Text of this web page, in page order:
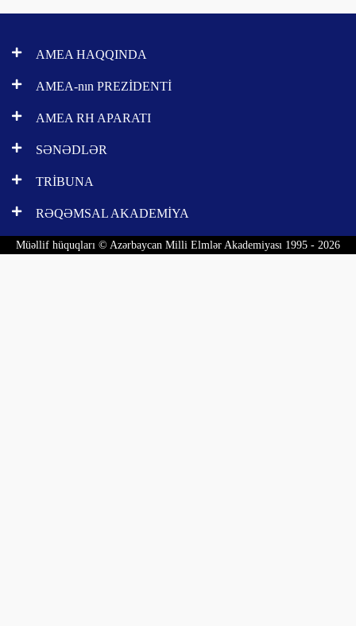
AMEA HAQQINDA
AMEA-nın PREZİDENTİ
AMEA RH APARATI
SƏNƏDLƏR
TRİBUNA
RƏQƏMSAL AKADEMİYA
Müəllif hüquqları © Azərbaycan Milli Elmlər Akademiyası 1995 - 2026